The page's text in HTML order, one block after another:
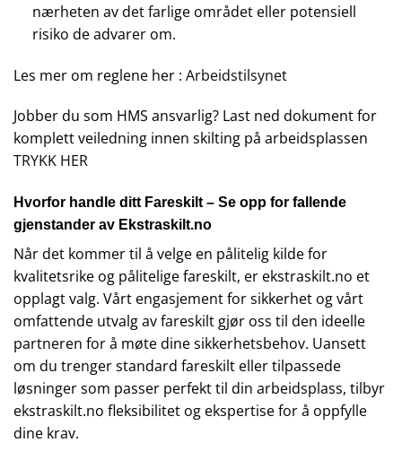
nærheten av det farlige området eller potensiell
risiko de advarer om.
Les mer om reglene her : Arbeidstilsynet
Jobber du som HMS ansvarlig? Last ned dokument for
komplett veiledning innen skilting på arbeidsplassen
TRYKK HER
Hvorfor handle ditt Fareskilt – Se opp for fallende
gjenstander av Ekstraskilt.no
Når det kommer til å velge en pålitelig kilde for
kvalitetsrike og pålitelige fareskilt, er ekstraskilt.no et
opplagt valg. Vårt engasjement for sikkerhet og vårt
omfattende utvalg av fareskilt gjør oss til den ideelle
partneren for å møte dine sikkerhetsbehov. Uansett
om du trenger standard fareskilt eller tilpassede
løsninger som passer perfekt til din arbeidsplass, tilbyr
ekstraskilt.no fleksibilitet og ekspertise for å oppfylle
dine krav.